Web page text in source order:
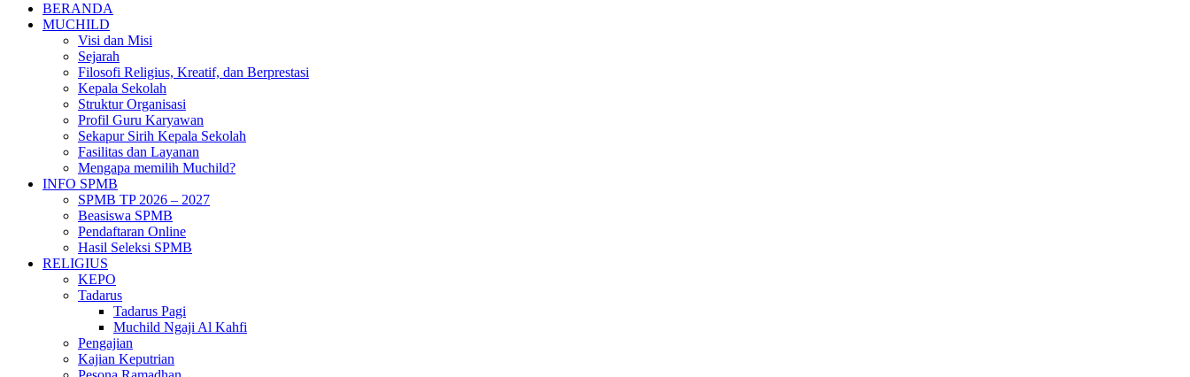
BERANDA
MUCHILD
Visi dan Misi
Sejarah
Filosofi Religius, Kreatif, dan Berprestasi
Kepala Sekolah
Struktur Organisasi
Profil Guru Karyawan
Sekapur Sirih Kepala Sekolah
Fasilitas dan Layanan
Mengapa memilih Muchild?
INFO SPMB
SPMB TP 2026 – 2027
Beasiswa SPMB
Pendaftaran Online
Hasil Seleksi SPMB
RELIGIUS
KEPO
Tadarus
Tadarus Pagi
Muchild Ngaji Al Kahfi
Pengajian
Kajian Keputrian